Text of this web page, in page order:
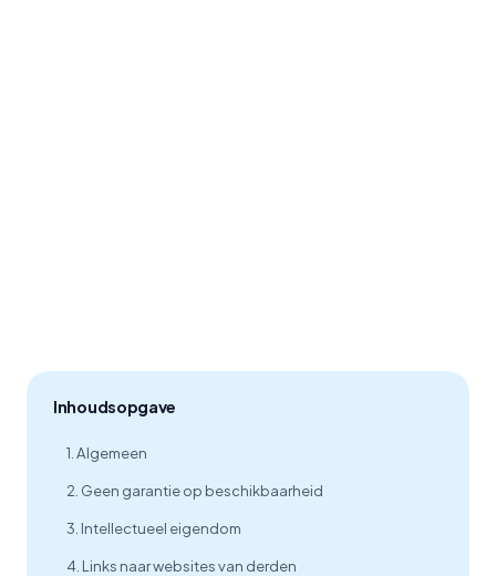
Inhoudsopgave
1. Algemeen
2. Geen garantie op beschikbaarheid
3. Intellectueel eigendom
4. Links naar websites van derden